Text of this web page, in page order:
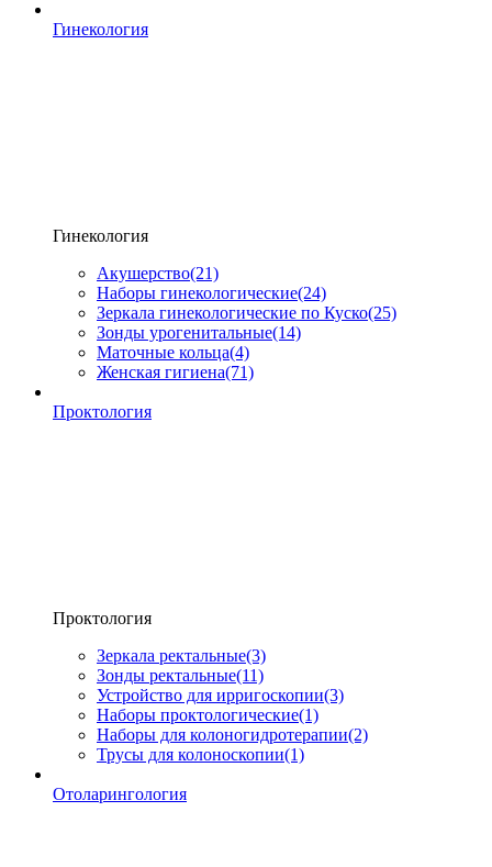
Гинекология
Гинекология
Акушерство(21)
Наборы гинекологические(24)
Зеркала гинекологические по Куско(25)
Зонды урогенитальные(14)
Маточные кольца(4)
Женская гигиена(71)
Проктология
Проктология
Зеркала ректальные(3)
Зонды ректальные(11)
Устройство для ирригоскопии(3)
Наборы проктологические(1)
Наборы для колоногидротерапии(2)
Трусы для колоноскопии(1)
Отоларингология